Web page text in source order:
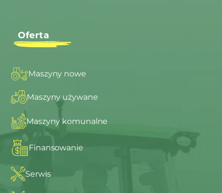
Oferta
Maszyny nowe
Maszyny używane
Maszyny komunalne
Finansowanie
Serwis